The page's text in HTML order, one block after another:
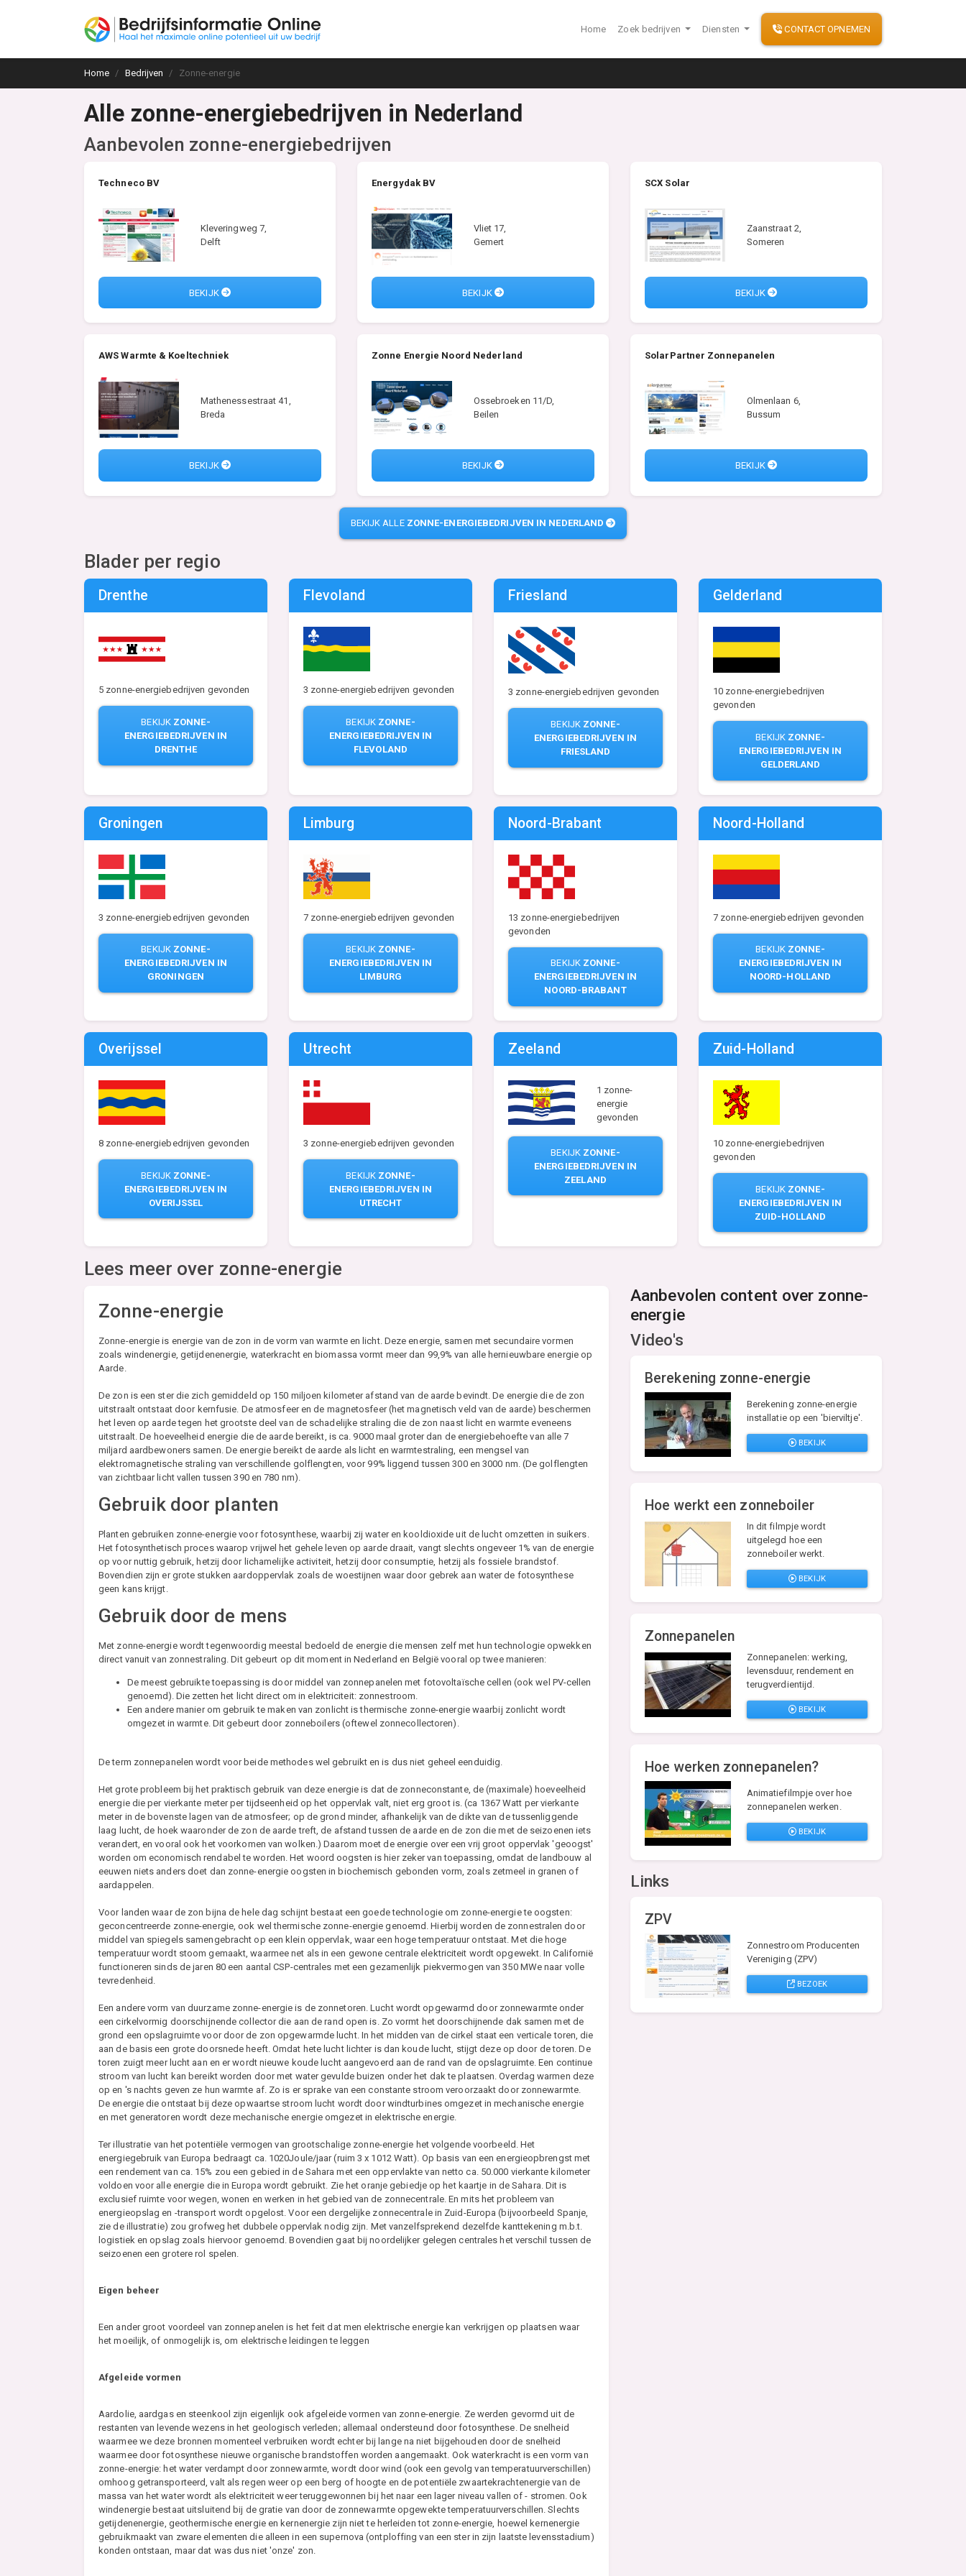
Home Zoek bedrijven Diensten CONTACT OPNEMEN
Home Bedrijven Zonne-energie
Alle zonne-energiebedrijven in Nederland
Aanbevolen zonne-energiebedrijven
Techneco BV
Kleveringweg 7,
Delft
BEKIJK
Energydak BV
Vliet 17,
Gemert
BEKIJK
SCX Solar
Zaanstraat 2,
Someren
BEKIJK
AWS Warmte & Koeltechniek
Mathenessestraat 41,
Breda
BEKIJK
Zonne Energie Noord Nederland
Ossebroeken 11/D,
Beilen
BEKIJK
SolarPartner Zonnepanelen
Olmenlaan 6,
Bussum
BEKIJK
BEKIJK ALLE ZONNE-ENERGIEBEDRIJVEN IN NEDERLAND
Blader per regio
Drenthe
5 zonne-energiebedrijven gevonden
BEKIJK ZONNE-
ENERGIEBEDRIJVEN IN
DRENTHE
Flevoland
3 zonne-energiebedrijven gevonden
BEKIJK ZONNE-
ENERGIEBEDRIJVEN IN
FLEVOLAND
Friesland
3 zonne-energiebedrijven gevonden
BEKIJK ZONNE-
ENERGIEBEDRIJVEN IN
FRIESLAND
Gelderland
10 zonne-energiebedrijven
gevonden
BEKIJK ZONNE-
ENERGIEBEDRIJVEN IN
GELDERLAND
Groningen
3 zonne-energiebedrijven gevonden
BEKIJK ZONNE-
ENERGIEBEDRIJVEN IN
GRONINGEN
Limburg
7 zonne-energiebedrijven gevonden
BEKIJK ZONNE-
ENERGIEBEDRIJVEN IN
LIMBURG
Noord-Brabant
13 zonne-energiebedrijven
gevonden
BEKIJK ZONNE-
ENERGIEBEDRIJVEN IN
NOORD-BRABANT
Noord-Holland
7 zonne-energiebedrijven gevonden
BEKIJK ZONNE-
ENERGIEBEDRIJVEN IN
NOORD-HOLLAND
Overijssel
8 zonne-energiebedrijven gevonden
BEKIJK ZONNE-
ENERGIEBEDRIJVEN IN
OVERIJSSEL
Utrecht
3 zonne-energiebedrijven gevonden
BEKIJK ZONNE-
ENERGIEBEDRIJVEN IN
UTRECHT
Zeeland
1 zonne-
energie
gevonden
BEKIJK ZONNE-
ENERGIEBEDRIJVEN IN
ZEELAND
Zuid-Holland
10 zonne-energiebedrijven
gevonden
BEKIJK ZONNE-
ENERGIEBEDRIJVEN IN
ZUID-HOLLAND
Lees meer over zonne-energie
Zonne-energie
Zonne-energie is energie van de zon in de vorm van warmte en licht. Deze energie, samen met secundaire vormen
zoals windenergie, getijdenenergie, waterkracht en biomassa vormt meer dan 99,9% van alle hernieuwbare energie op
Aarde.
De zon is een ster die zich gemiddeld op 150 miljoen kilometer afstand van de aarde bevindt. De energie die de zon
uitstraalt ontstaat door kernfusie. De atmosfeer en de magnetosfeer (het magnetisch veld van de aarde) beschermen
het leven op aarde tegen het grootste deel van de schadelijke straling die de zon naast licht en warmte eveneens
uitstraalt. De hoeveelheid energie die de aarde bereikt, is ca. 9000 maal groter dan de energiebehoefte van alle 7
miljard aardbewoners samen. De energie bereikt de aarde als licht en warmtestraling, een mengsel van
elektromagnetische straling van verschillende golflengten, voor 99% liggend tussen 300 en 3000 nm. (De golflengten
van zichtbaar licht vallen tussen 390 en 780 nm).
Gebruik door planten
Planten gebruiken zonne-energie voor fotosynthese, waarbij zij water en kooldioxide uit de lucht omzetten in suikers.
Het fotosynthetisch proces waarop vrijwel het gehele leven op aarde draait, vangt slechts ongeveer 1% van de energie
op voor nuttig gebruik, hetzij door lichamelijke activiteit, hetzij door consumptie, hetzij als fossiele brandstof.
Bovendien zijn er grote stukken aardoppervlak zoals de woestijnen waar door gebrek aan water de fotosynthese
geen kans krijgt.
Gebruik door de mens
Met zonne-energie wordt tegenwoordig meestal bedoeld de energie die mensen zelf met hun technologie opwekken
direct vanuit van zonnestraling. Dit gebeurt op dit moment in Nederland en België vooral op twee manieren:
De meest gebruikte toepassing is door middel van zonnepanelen met fotovoltaïsche cellen (ook wel PV-cellen
genoemd). Die zetten het licht direct om in elektriciteit: zonnestroom.
Een andere manier om gebruik te maken van zonlicht is thermische zonne-energie waarbij zonlicht wordt
omgezet in warmte. Dit gebeurt door zonneboilers (oftewel zonnecollectoren).
De term zonnepanelen wordt voor beide methodes wel gebruikt en is dus niet geheel eenduidig.
Het grote probleem bij het praktisch gebruik van deze energie is dat de zonneconstante, de (maximale) hoeveelheid
energie die per vierkante meter per tijdseenheid op het oppervlak valt, niet erg groot is. (ca 1367 Watt per vierkante
meter in de bovenste lagen van de atmosfeer; op de grond minder, afhankelijk van de dikte van de tussenliggende
laag lucht, de hoek waaronder de zon de aarde treft, de afstand tussen de aarde en de zon die met de seizoenen iets
verandert, en vooral ook het voorkomen van wolken.) Daarom moet de energie over een vrij groot oppervlak 'geoogst'
worden om economisch rendabel te worden. Het woord oogsten is hier zeker van toepassing, omdat de landbouw al
eeuwen niets anders doet dan zonne-energie oogsten in biochemisch gebonden vorm, zoals zetmeel in granen of
aardappelen.
Voor landen waar de zon bijna de hele dag schijnt bestaat een goede technologie om zonne-energie te oogsten:
geconcentreerde zonne-energie, ook wel thermische zonne-energie genoemd. Hierbij worden de zonnestralen door
middel van spiegels samengebracht op een klein oppervlak, waar een hoge temperatuur ontstaat. Met die hoge
temperatuur wordt stoom gemaakt, waarmee net als in een gewone centrale elektriciteit wordt opgewekt. In Californië
functioneren sinds de jaren 80 een aantal CSP-centrales met een gezamenlijk piekvermogen van 350 MWe naar volle
tevredenheid.
Een andere vorm van duurzame zonne-energie is de zonnetoren. Lucht wordt opgewarmd door zonnewarmte onder
een cirkelvormig doorschijnende collector die aan de rand open is. Zo vormt het doorschijnende dak samen met de
grond een opslagruimte voor door de zon opgewarmde lucht. In het midden van de cirkel staat een verticale toren, die
aan de basis een grote doorsnede heeft. Omdat hete lucht lichter is dan koude lucht, stijgt deze op door de toren. De
toren zuigt meer lucht aan en er wordt nieuwe koude lucht aangevoerd aan de rand van de opslagruimte. Een continue
stroom van lucht kan bereikt worden door met water gevulde buizen onder het dak te plaatsen. Overdag warmen deze
op en 's nachts geven ze hun warmte af. Zo is er sprake van een constante stroom veroorzaakt door zonnewarmte.
De energie die ontstaat bij deze opwaartse stroom lucht wordt door windturbines omgezet in mechanische energie
en met generatoren wordt deze mechanische energie omgezet in elektrische energie.
Ter illustratie van het potentiële vermogen van grootschalige zonne-energie het volgende voorbeeld. Het
energiegebruik van Europa bedraagt ca. 1020Joule/jaar (ruim 3 x 1012 Watt). Op basis van een energieopbrengst met
een rendement van ca. 15% zou een gebied in de Sahara met een oppervlakte van netto ca. 50.000 vierkante kilometer
voldoen voor alle energie die in Europa wordt gebruikt. Zie het oranje gebiedje op het kaartje in de Sahara. Dit is
exclusief ruimte voor wegen, wonen en werken in het gebied van de zonnecentrale. En mits het probleem van
energieopslag en -transport wordt opgelost. Voor een dergelijke zonnecentrale in Zuid-Europa (bijvoorbeeld Spanje,
zie de illustratie) zou grofweg het dubbele oppervlak nodig zijn. Met vanzelfsprekend dezelfde kanttekening m.b.t.
logistiek en opslag zoals hiervoor genoemd. Bovendien gaat bij noordelijker gelegen centrales het verschil tussen de
seizoenen een grotere rol spelen.
Eigen beheer
Een ander groot voordeel van zonnepanelen is het feit dat men elektrische energie kan verkrijgen op plaatsen waar
het moeilijk, of onmogelijk is, om elektrische leidingen te leggen
Afgeleide vormen
Aardolie, aardgas en steenkool zijn eigenlijk ook afgeleide vormen van zonne-energie. Ze werden gevormd uit de
restanten van levende wezens in het geologisch verleden; allemaal ondersteund door fotosynthese. De snelheid
waarmee we deze bronnen momenteel verbruiken wordt echter bij lange na niet bijgehouden door de snelheid
waarmee door fotosynthese nieuwe organische brandstoffen worden aangemaakt. Ook waterkracht is een vorm van
zonne-energie: het water verdampt door zonnewarmte, wordt door wind (ook een gevolg van temperatuurverschillen)
omhoog getransporteerd, valt als regen weer op een berg of hoogte en de potentiële zwaartekrachtenergie van de
massa van het water wordt als elektriciteit weer teruggewonnen bij het naar een lager niveau vallen of - stromen. Ook
windenergie bestaat uitsluitend bij de gratie van door de zonnewarmte opgewekte temperatuurverschillen. Slechts
getijdenenergie, geothermische energie en kernenergie zijn niet te herleiden tot zonne-energie, hoewel kernenergie
gebruikmaakt van zware elementen die alleen in een supernova (ontploffing van een ster in zijn laatste levensstadium)
konden ontstaan, maar dat was dus niet 'onze' zon.
Aanbevolen content over zonne-
energie
Video's
Berekening zonne-energie
Berekening zonne-energie
installatie op een 'bierviltje'.
BEKIJK
Hoe werkt een zonneboiler
In dit filmpje wordt
uitgelegd hoe een
zonneboiler werkt.
BEKIJK
Zonnepanelen
Zonnepanelen: werking,
levensduur, rendement en
terugverdientijd.
BEKIJK
Hoe werken zonnepanelen?
Animatiefilmpje over hoe
zonnepanelen werken.
BEKIJK
Links
ZPV
Zonnestroom Producenten
Vereniging (ZPV)
BEZOEK